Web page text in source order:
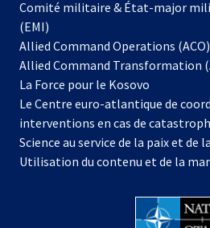
Comité militaire & État-major
(EMI)
Allied Command Operations (ACO)
Allied Command Transformation
La Force pour le Kosovo
dans
un
nouvel
onglet
Le Centre euro-atlantique de
interventions en cas de
Science au service de la paix et de
Utilisation du contenu et de la